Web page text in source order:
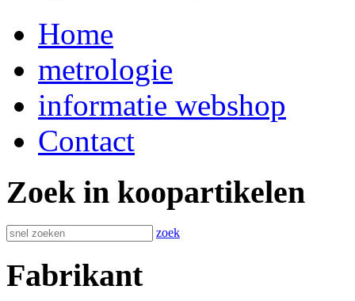
Home
metrologie
informatie webshop
Contact
Zoek in koopartikelen
zoek
Fabrikant